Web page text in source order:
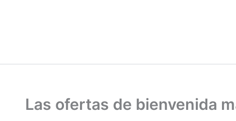
Las ofertas de bienvenida